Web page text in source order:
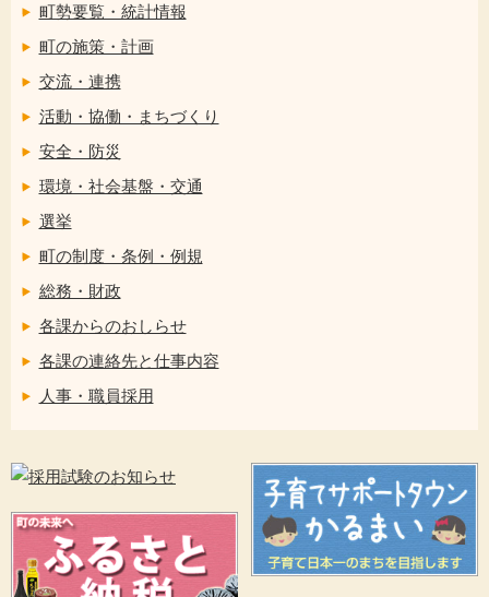
町勢要覧・統計情報
町の施策・計画
交流・連携
活動・協働・まちづくり
安全・防災
環境・社会基盤・交通
選挙
町の制度・条例・例規
総務・財政
各課からのおしらせ
各課の連絡先と仕事内容
人事・職員採用